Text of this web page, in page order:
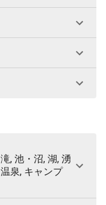
, 池・沼, 湖, 湧
泉, キャンプ